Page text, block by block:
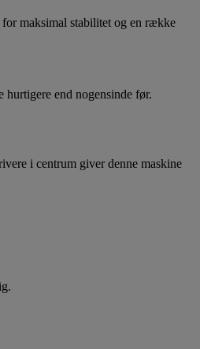
maksimal stabilitet og en række
end nogensinde før.
i centrum giver denne maskine